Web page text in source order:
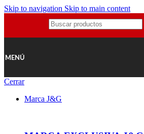
Skip to navigation Skip to main content
MENÚ
Cerrar
Marca J&G